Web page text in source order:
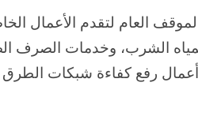
العام لتقدم الأعمال
بمياه الشرب، وخدمات الصرف
رفع كفاءة شبكات الطرق